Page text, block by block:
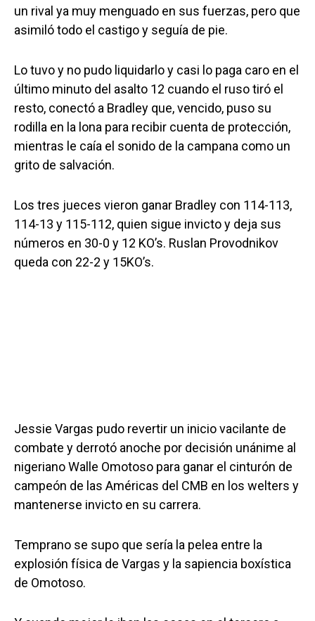
un rival ya muy menguado en sus fuerzas, pero que
asimiló todo el castigo y seguía de pie.
Lo tuvo y no pudo liquidarlo y casi lo paga caro en el
último minuto del asalto 12 cuando el ruso tiró el
resto, conectó a Bradley que, vencido, puso su
rodilla en la lona para recibir cuenta de protección,
mientras le caía el sonido de la campana como un
grito de salvación.
Los tres jueces vieron ganar Bradley con 114-113,
114-13 y 115-112, quien sigue invicto y deja sus
números en 30-0 y 12 KO’s. Ruslan Provodnikov
queda con 22-2 y 15KO’s.
Jessie Vargas pudo revertir un inicio vacilante de
combate y derrotó anoche por decisión unánime al
nigeriano Walle Omotoso para ganar el cinturón de
campeón de las Américas del CMB en los welters y
mantenerse invicto en su carrera.
Temprano se supo que sería la pelea entre la
explosión física de Vargas y la sapiencia boxística
de Omotoso.